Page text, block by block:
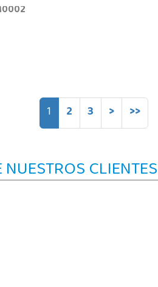
1 2 3 > >>
CLIENTES